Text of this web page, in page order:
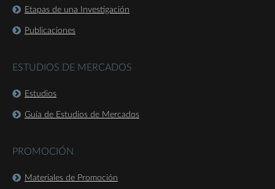
Etapas de una Investigación
Publicaciones
ESTUDIOS DE MERCADOS
Estudios
Guía de Estudios de Mercados
PROMOCIÓN
Materiales de Promoción